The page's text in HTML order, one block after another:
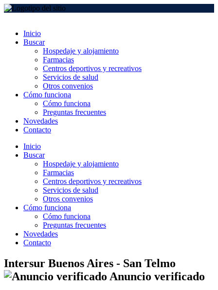
Inicio
Buscar
Hospedaje y alojamiento
Farmacias
Centros deportivos y recreativos
Servicios de salud
Otros convenios
Cómo funciona
Cómo funciona
Preguntas frecuentes
Novedades
Contacto
Inicio
Buscar
Hospedaje y alojamiento
Farmacias
Centros deportivos y recreativos
Servicios de salud
Otros convenios
Cómo funciona
Cómo funciona
Preguntas frecuentes
Novedades
Contacto
Intersur Buenos Aires - San Telmo
Anuncio verificado